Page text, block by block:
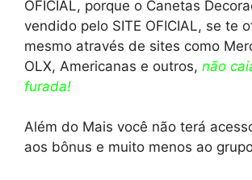
OFICIAL, porque o Canetas
vendido pelo SITE OFICIAL, se te
mesmo através de sites como
OLX, Americanas e outros, não
furada!
Além do Mais você não terá
aos bônus e muito menos ao